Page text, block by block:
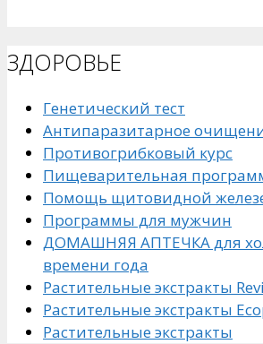
ЗДОРОВЬЕ
Генетический тест
Антипаразитарное
Противогрибковый курс
Пищеварительная
Помощь щитовидной
Программы для мужчин
ДОМАШНЯЯ АПТЕЧКА для
времени года
Растительные экстракты
Растительные экстракты
Растительные экстракты